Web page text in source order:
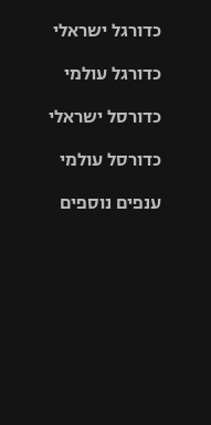
כדורגל ישראלי
גביע הטוטו
כדורגל עולמי
האלופות
ליגה
כדורסל ישראלי
סל
כדורסל עולמי
ענפים נוספים